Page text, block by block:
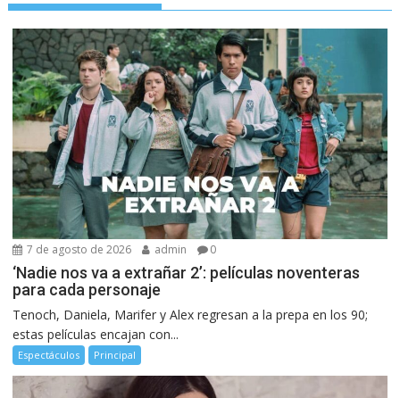
7 de agosto de 2026 admin 0
‘Nadie nos va a extrañar 2’: películas noventeras
para cada personaje
Tenoch, Daniela, Marifer y Alex regresan a la prepa en los 90;
estas películas encajan con...
Espectáculos Principal